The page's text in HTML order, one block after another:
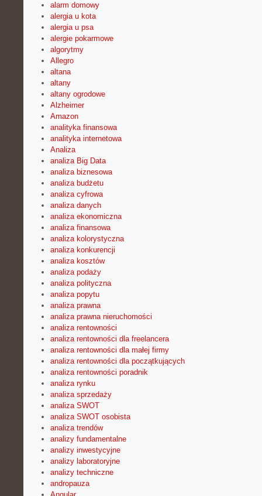
alarm domowy
alergia u kota
alergia u psa
alergie pokarmowe
algorytmy
Allegro
altana
altany
altany ogrodowe
Alzheimer
Amazon
analityka finansowa
analityka internetowa
Analiza
analiza Big Data
analiza biznesowa
analiza budżetu
analiza cyfrowa
analiza danych
analiza ekonomiczna
analiza finansowa
analiza kolorystyczna
analiza konkurencji
analiza kosztów
analiza podaży
analiza polityczna
analiza popytu
analiza prawna
analiza prawna nieruchomości
analiza rentowności
analiza rentowności dla freelancera
analiza rentowności dla małej firmy
analiza rentowności dla początkujących
analiza rentowności poradnik
analiza rynku
analiza sprzedaży
analiza SWOT
analiza SWOT osobista
analiza trendów
analizy fundamentalne
analizy inwestycyjne
analizy laboratoryjne
analizy techniczne
andropauza